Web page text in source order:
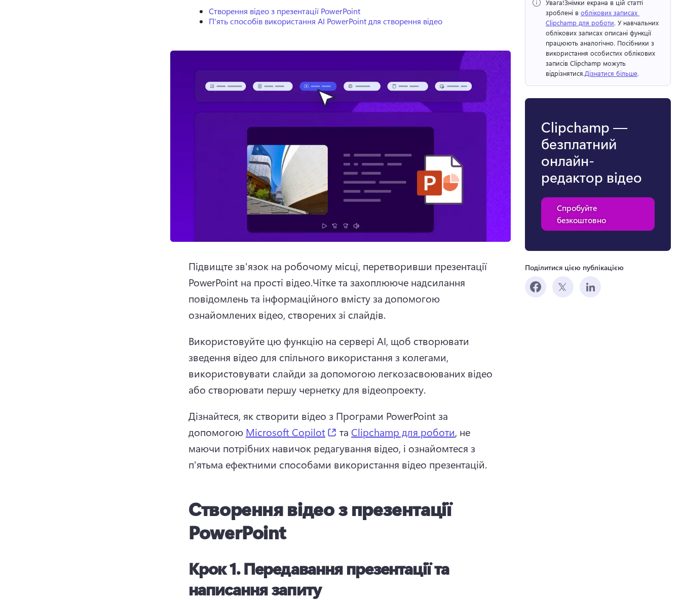
Створення відео з презентації PowerPoint
П'ять способів використання AI PowerPoint для створення відео
Підвищте зв'язок на робочому місці, перетворивши презентації
PowerPoint на прості відео.Чітке та захоплююче надсилання
повідомлень та інформаційного вмісту за допомогою
ознайомлених відео, створених зі слайдів.
Використовуйте цю функцію на сервері AI, щоб створювати
зведення відео для спільного використання з колегами,
використовувати слайди за допомогою легкозасвоюваних відео
або створювати першу чернетку для відеопроекту.
Дізнайтеся, як створити відео з Програми PowerPoint за
допомогою Microsoft Copilot (opens in a new tab)
та Clipchamp для роботи, не
маючи потрібних навичок редагування відео, і ознайомтеся з
п'ятьма ефектними способами використання відео презентацій.
Створення відео з презентації
PowerPoint
Крок 1. Передавання презентації та
написання запиту
Увага!Знімки екрана в цій статті
зроблені в облікових записах
Clipchamp для роботи. У навчальних
облікових записах описані функції
працюють аналогічно. Посібники з
використання особистих облікових
записів Clipchamp можуть
відрізнятися.Дізнатися більше.
Clipchamp —
безплатний
онлайн-
редактор відео
Спробуйте
безкоштовно
Поділитися цією публікацією